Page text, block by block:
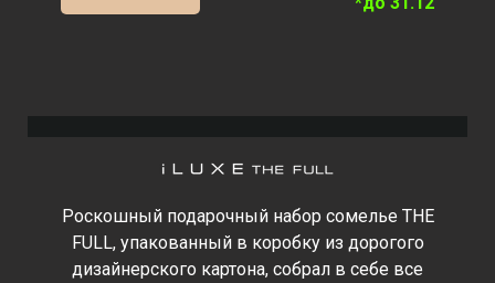
Роскошный подарочный набор сомелье THE
FULL, упакованный в коробку из дорогого
дизайнерского картона, собрал в себе все